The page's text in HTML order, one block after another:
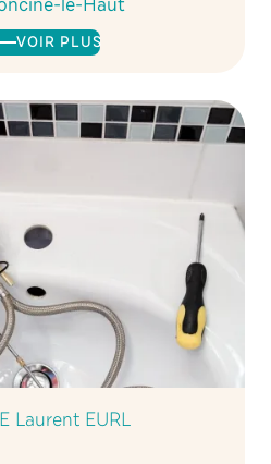
VOIR PLUS
Laurent EURL